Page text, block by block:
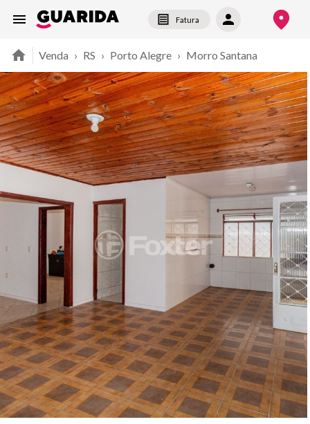
Fatura
Venda › RS › Porto Alegre › Morro Santana